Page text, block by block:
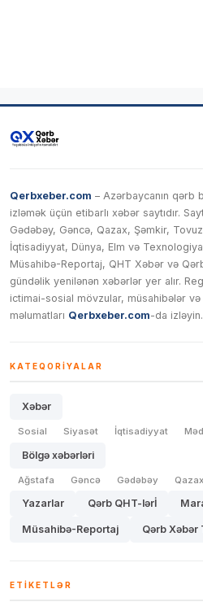
Qerbxeber.com – Azərbaycanın qərb
izləmək üçün etibarlı xəbər saytıdır.
Gədəbəy, Gəncə, Qazax, Şəmkir,
İqtisadiyyat, Dünya, Elm və
Müsahibə-Reportaj, QHT Xəbər və
gündəlik yenilənən xəbərlər yer alır.
ictimai-sosial mövzular, müsahibələr
məlumatları Qerbxeber.com-da izləyin.
KATEQORIYALAR
Xəbər
Sosial Siyasət İqtisadiyyat
Bölgə xəbərləri
Ağstafa Gəncə Gədəbəy Qazax
Yazarlar Qərb QHT-lərİ
Müsahibə-Reportaj Qərb Xəbər
ETIKETLƏR